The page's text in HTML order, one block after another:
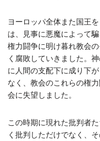
ヨーロッパ全体また国王
は、見事に悪魔によって
権力闘争に明け暮れ教会
く腐敗していきました。
に人間の支配下に成り下
なく、教会のこれらの権
会に失望しました。
この時期に現れた批判者
く批判しただけでなく、